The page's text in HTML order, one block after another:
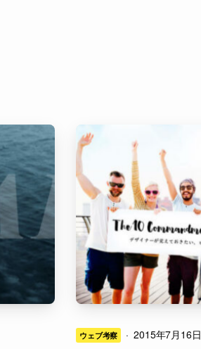
ウェブ考察 · 2015年7月16日